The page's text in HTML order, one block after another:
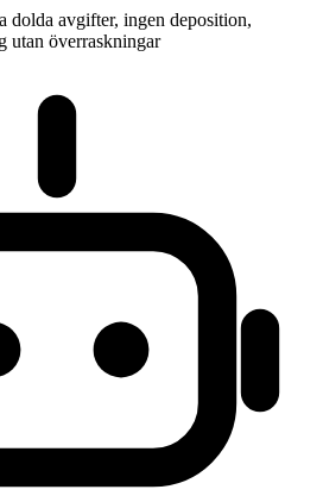
dolda avgifter, ingen deposition,
utan överraskningar